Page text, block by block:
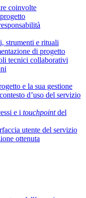
coinvolte
strumenti e rituali
di progetto
tecnici collaborativi
e la sua gestione
d’uso del servizio
e i touchpointdel
utente del servizio
ottenuta